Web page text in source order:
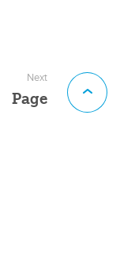
Next
Page